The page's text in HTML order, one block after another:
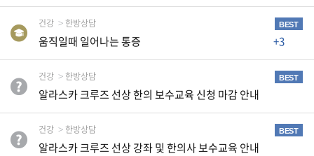
지
사
항
A
S
건강 한방상담 BEST
움직일때 일어나는 통증 +3
건강 한방상담 BEST
알라스카 크루즈 선상 한의 보수교육 신청 마감 안내
건강 한방상담 BEST
알라스카 크루즈 선상 강좌 및 한의사 보수교육 안내